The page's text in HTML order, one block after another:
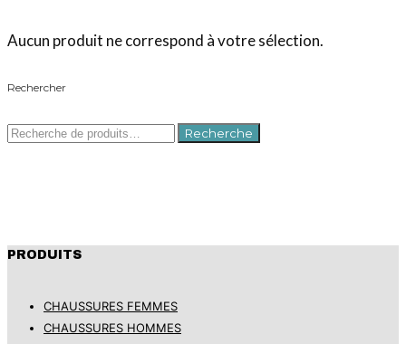
Aucun produit ne correspond à votre sélection.
Rechercher
Recherche
pour :
Recherche
PRODUITS
CHAUSSURES FEMMES
CHAUSSURES HOMMES